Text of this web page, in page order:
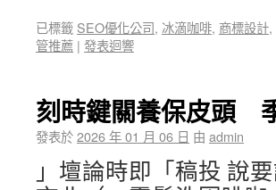
已標籤 SEO優化公司, 冰滴咖啡, 商標設計,
管推薦 | 發表迴響
刻時鍵關養保皮頭
發表於2026 年 01 月 06 日 由 admin
」壇論時即「稿投 說